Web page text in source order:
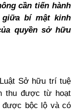
cần tiến hành
bí mật kinh
quyền sở hữu
Sở hữu trí tuệ
thu được từ hoạt
được bộc lộ và có